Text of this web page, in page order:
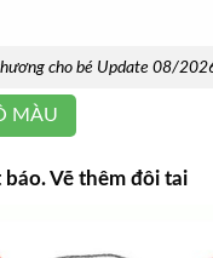
cho bé Update 08/
MÀU
Vẽ thêm đôi tai